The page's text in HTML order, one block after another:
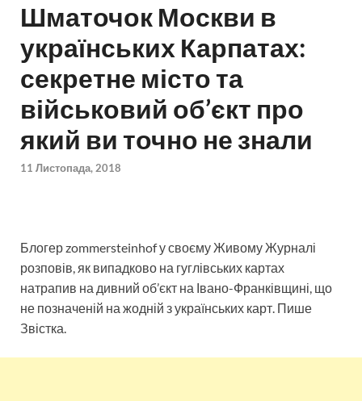
Шматочок Москви в
українських Карпатах:
секретне місто та
військовий об’єкт про
який ви точно не знали
11 Листопада, 2018
Блогер zommersteinhof у своєму Живому Журналі
розповів, як випадково на гуглівських картах
натрапив на дивний об’єкт на Івано-Франківщині, що
не позначеній на жодній з українських карт. Пише
Звістка.